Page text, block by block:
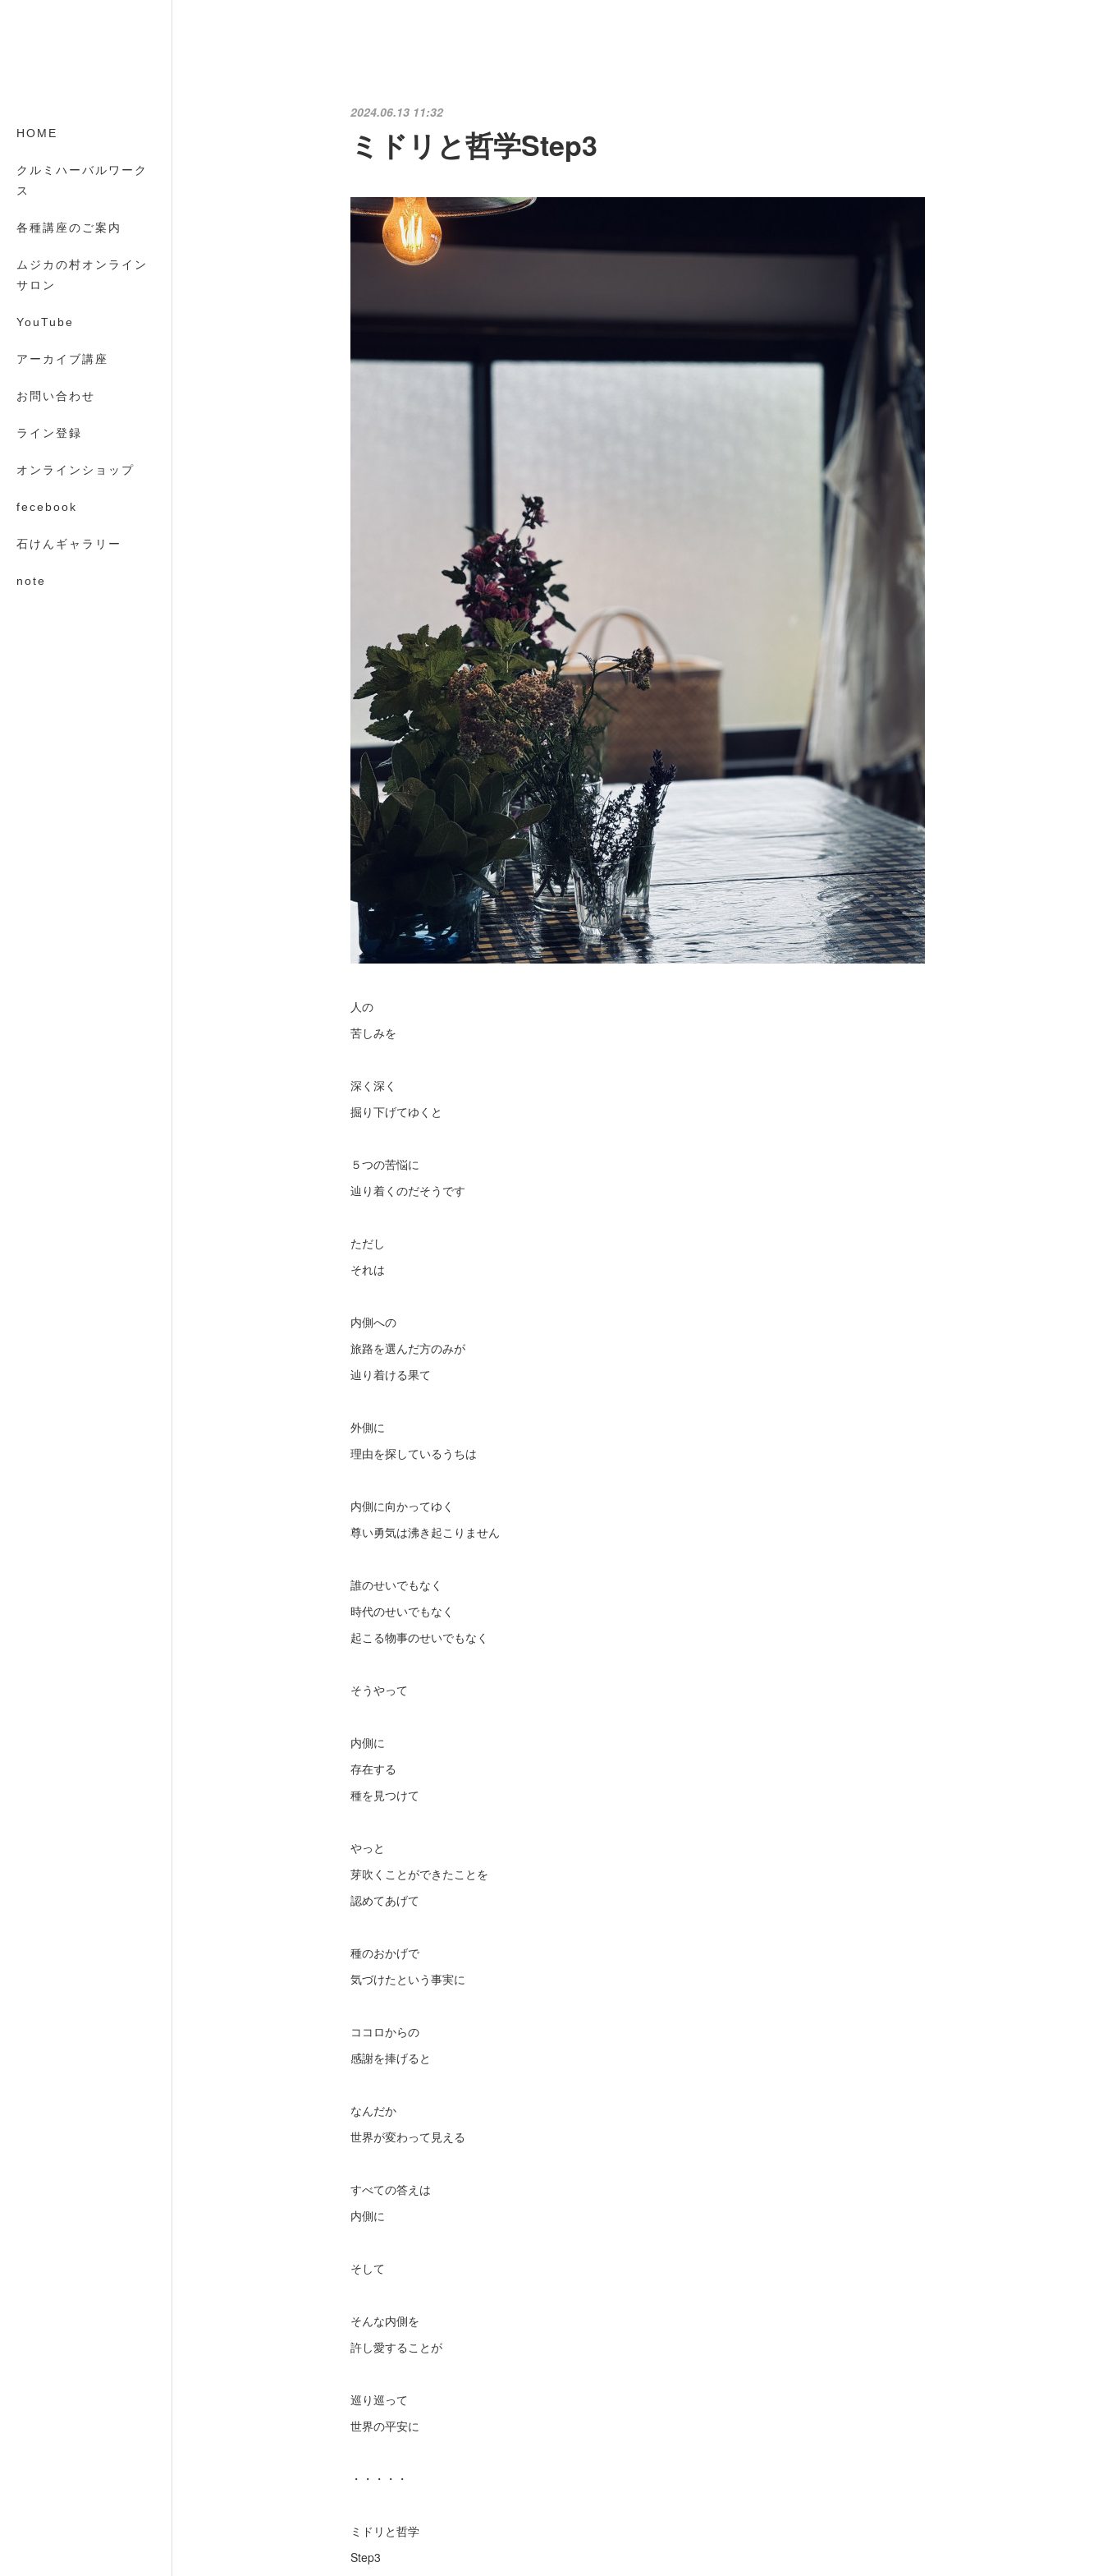
HOME
クルミハーバルワーク
ス
各種講座のご案内
ムジカの村オンライン
サロン
YouTube
アーカイブ講座
お問い合わせ
ライン登録
オンラインショップ
fecebook
石けんギャラリー
note
2024.06.13 11:32
ミドリと哲学Step3
人の
苦しみを
深く深く
掘り下げてゆくと
５つの苦悩に
辿り着くのだそうです
ただし
それは
内側への
旅路を選んだ方のみが
辿り着ける果て
外側に
理由を探しているうちは
内側に向かってゆく
尊い勇気は沸き起こりません
誰のせいでもなく
時代のせいでもなく
起こる物事のせいでもなく
そうやって
内側に
存在する
種を見つけて
やっと
芽吹くことができたことを
認めてあげて
種のおかげで
気づけたという事実に
ココロからの
感謝を捧げると
なんだか
世界が変わって見える
すべての答えは
内側に
そして
そんな内側を
許し愛することが
巡り巡って
世界の平安に
・・・・・
ミドリと哲学
Step3